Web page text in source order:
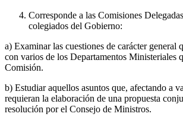
Corresponde a las Comisiones
colegiados del Gobierno:
a) Examinar las cuestiones de carácter general
con varios de los Departamentos Ministeriales
Comisión.
b) Estudiar aquellos asuntos que, afectando a
requieran la elaboración de una propuesta
resolución por el Consejo de Ministros.